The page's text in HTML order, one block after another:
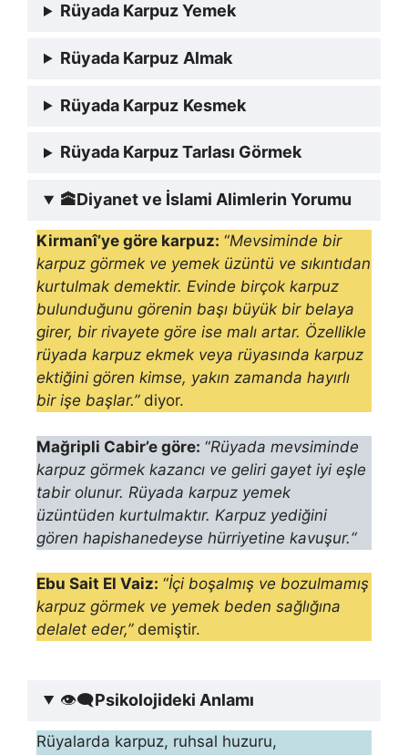
Rüyada Karpuz Yemek
Rüyada Karpuz Almak
Rüyada Karpuz Kesmek
Rüyada Karpuz Tarlası Görmek
🕋Diyanet ve İslami Alimlerin Yorumu
Kirmanî’ye göre karpuz: “Mevsiminde bir
karpuz görmek ve yemek üzüntü ve sıkıntı­dan
kurtulmak demektir. Evinde birçok karpuz
bulunduğunu görenin başı büyük bir belaya
girer, bir rivayete göre ise malı artar. Özel­likle
rüyada karpuz ekmek veya rüyasında karpuz
ektiğini gören kimse, yakın zamanda hayırlı
bir işe başlar.”diyor.
Mağripli Cabir’e göre: “Rüyada mevsiminde
karpuz görmek kazancı ve geliri gayet iyi eşle
tabir olunur. Rüyada karpuz yemek
üzüntüden kurtulmaktır. Karpuz yedi­ğini
gören hapishanedeyse hürriyetine kavuşur.“
Ebu Sait El Vaiz: “İçi boşalmış ve bozulmamış
karpuz görmek ve ye­mek beden sağlığına
delalet eder,” demiştir.
👁‍🗨Psikolojideki Anlamı
Rüyalarda karpuz, ruhsal huzuru,